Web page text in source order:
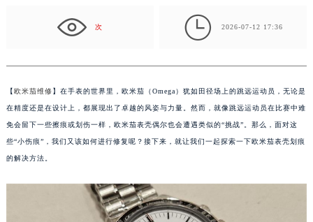
次  2026-07-12 17:36
【欧米茄维修】在手表的世界里，欧米茄（Omega）犹如田径场上的跳远运动员，无论是
在精度还是在设计上，都展现出了卓越的风姿与力量。然而，就像跳远运动员在比赛中难
免会留下一些擦痕或划伤一样，欧米茄表壳偶尔也会遭遇类似的“挑战”。那么，面对这
些“小伤痕”，我们又该如何进行修复呢？接下来，就让我们一起探索一下欧米茄表壳划痕
的解决方法。